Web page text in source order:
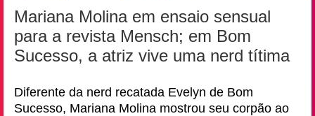
Mariana Molina em ensaio sensual
para a revista Mensch; em Bom
Sucesso, a atriz vive uma nerd títima
Diferente da nerd recatada Evelyn de Bom
Sucesso, Mariana Molina mostrou seu corpão ao